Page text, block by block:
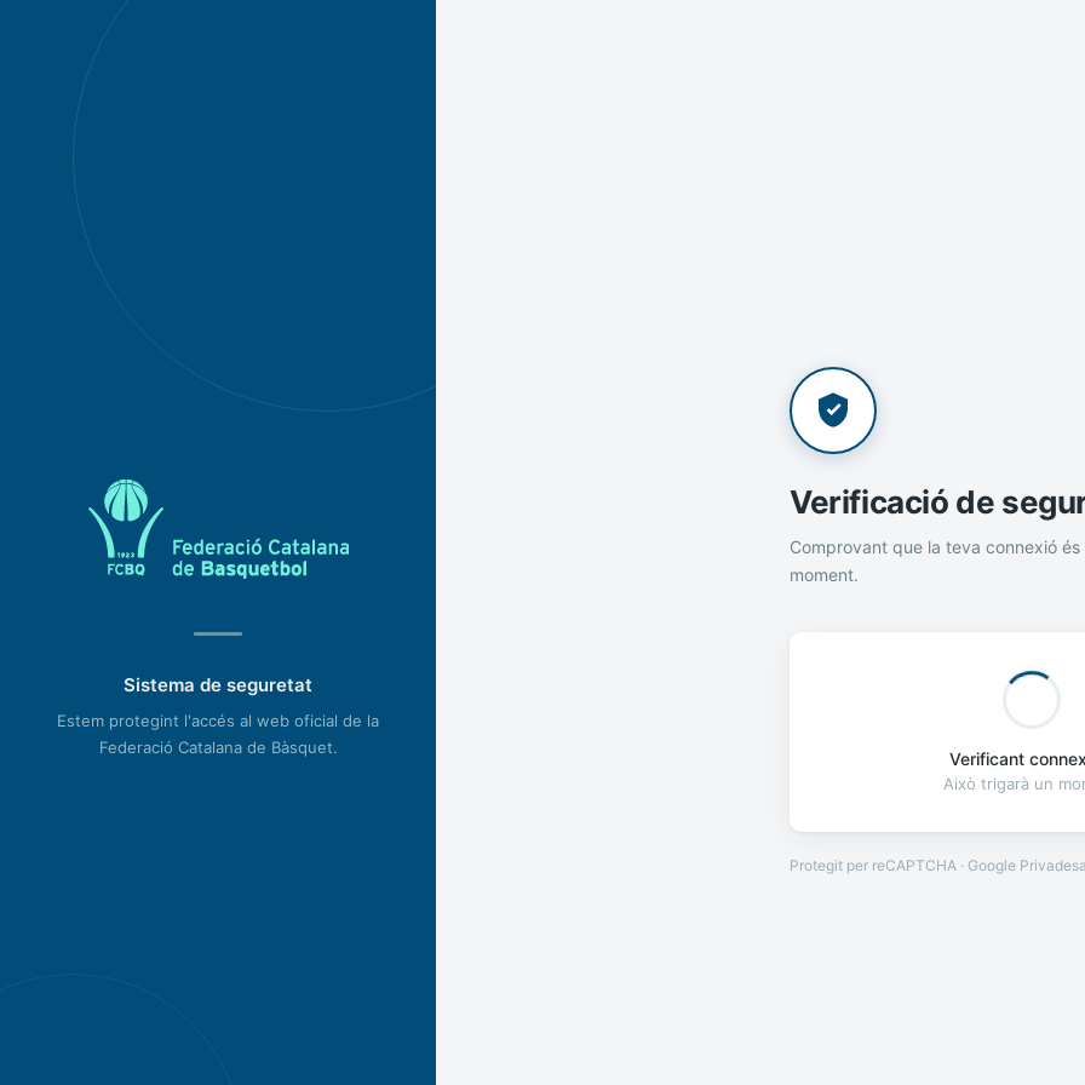
Sistema de seguretat
Estem protegint l'accés al web oficial de la
Federació Catalana de Bàsquet.
Verificació de
Comprovant que la teva connexió és
moment.
Verificant
Això trigarà un
Protegit per reCAPTCHA · Google Privadesa